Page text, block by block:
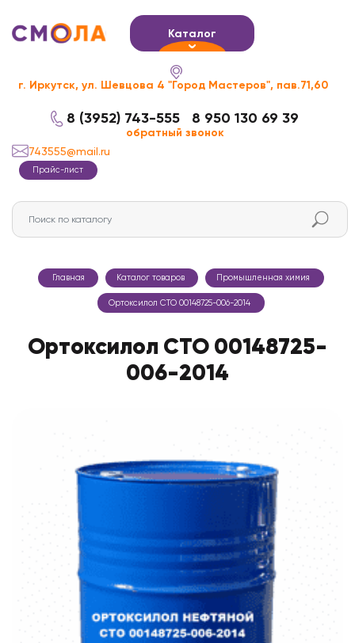
Каталог
г. Иркутск, ул. Шевцова 4 "Город Мастеров", пав.71,60
8 (3952) 743-555 8 950 130 69 39
обратный звонок
743555@mail.ru
Прайс-лист
Главная Каталог товаров Промышленная химия
Ортоксилол СТО 00148725-006-2014
Ортоксилол СТО 00148725-
006-2014